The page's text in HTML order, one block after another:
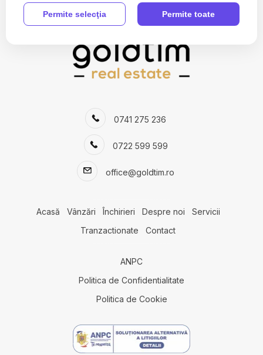
Spatii birouri de inchiriat in Bucuresti Dorobanti
Numar de camere spatii birouri de inchiriat
Spatii birouri de inchiriat 2 camere
Spatii birouri de inchiriat 3 camere
Spatii birouri de inchiriat 4 camere
Apartamente de inchiriat in Bucuresti Pipera
Apartamente de inchiriat in Bucuresti Baneasa
Apartamente de inchiriat in Bucuresti Herastrau
Apartamente de inchiriat in Bucuresti Floreasca
Apartamente de inchiriat in Bucuresti Barbu Vacarescu
Case de inchiriat in Bucuresti Pipera
Case de inchiriat in Bucuresti Baneasa
Case de inchiriat in Snagov
0741 275 236
0722 599 599
office@goldtim.ro
Acasă Vânzări Închirieri Despre noi
Servicii
Tranzactionate
Contact
ANPC
Politica de Confidentialitate
Politica de Cookie
Permite selecţia Permite toate